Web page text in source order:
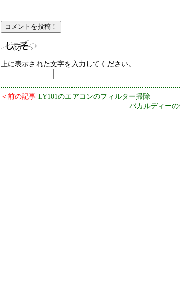
上に表示された文字を入力してください。
＜前の記事 LY101のエアコンのフィルター掃除
バカルディーの